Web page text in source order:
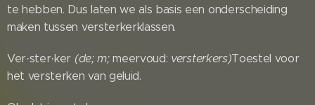
te hebben. Dus laten we als basis een onderscheiding
maken tussen versterkerklassen.
Ver·ster·ker (de; m;meervoud: versterkers)Toestel voor
het versterken van geluid.